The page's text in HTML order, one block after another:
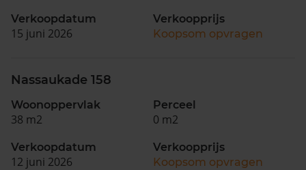
Verkoopdatum
15 juni 2026
Verkoopprijs
Koopsom opvragen
Nassaukade 158
Woonoppervlak
38 m2
Perceel
0 m2
Verkoopdatum
12 juni 2026
Verkoopprijs
Koopsom opvragen